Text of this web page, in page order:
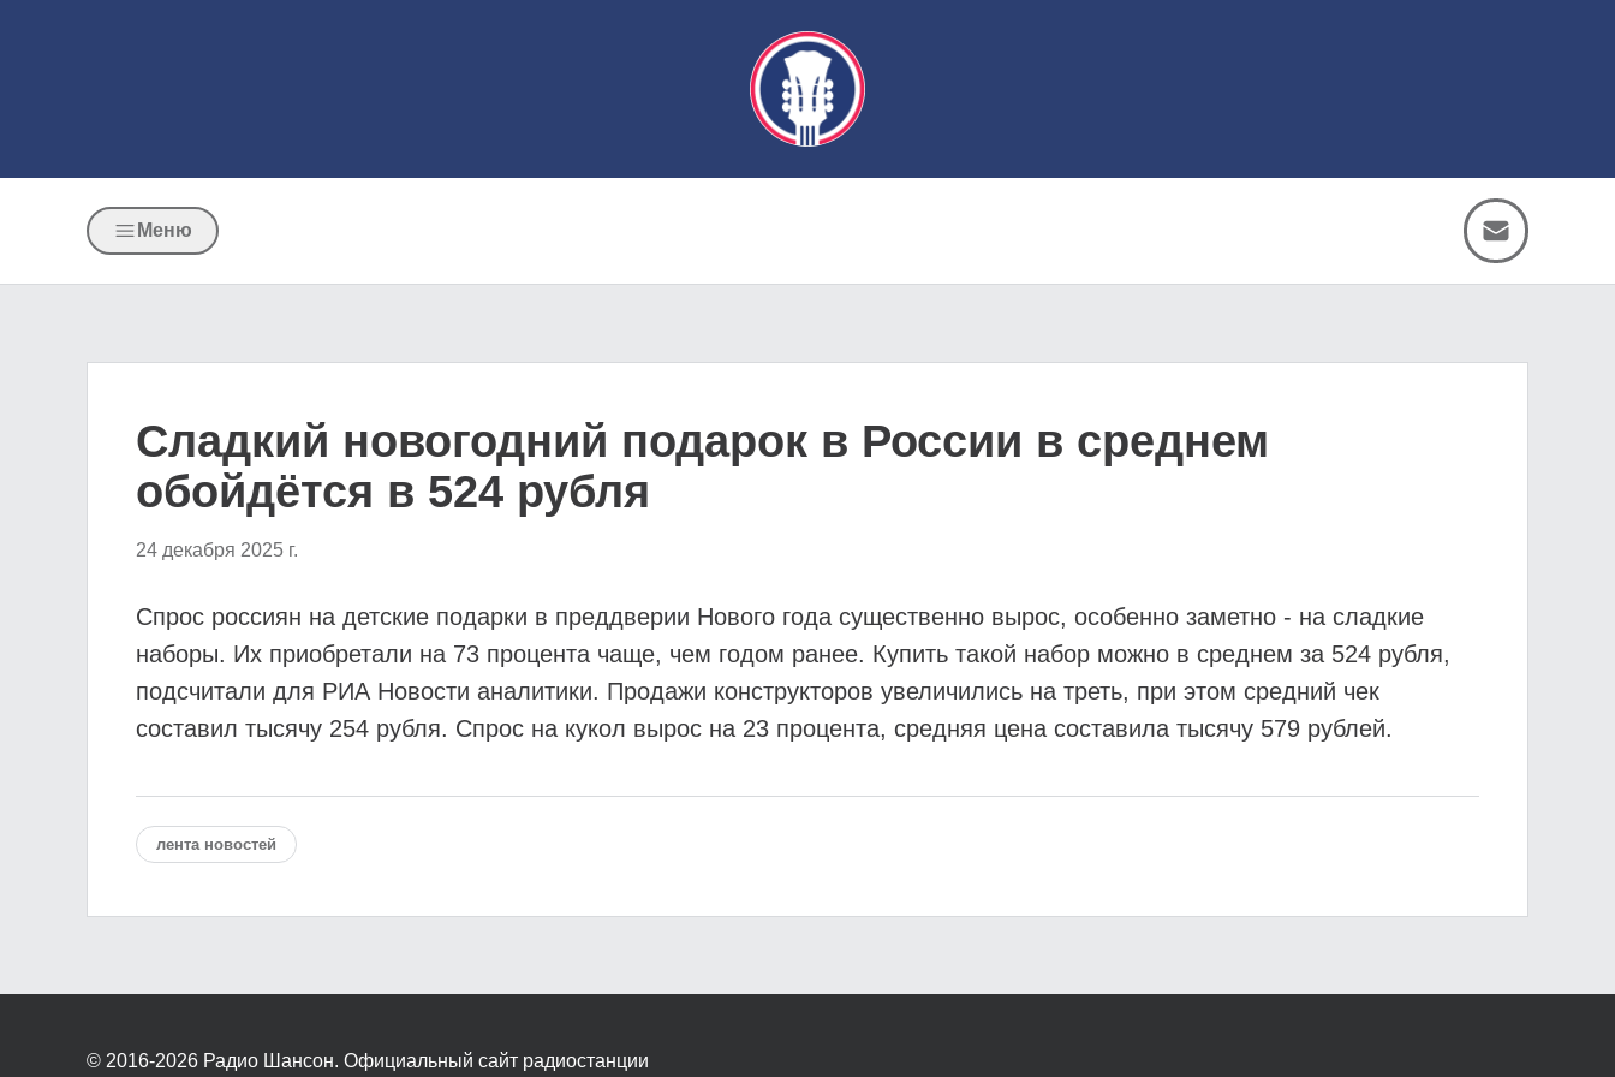
Меню
Сладкий новогодний подарок в России в среднем
обойдётся в 524 рубля
24 декабря 2025 г.
Спрос россиян на детские подарки в преддверии Нового года существенно вырос, особенно заметно - на сладкие
наборы. Их приобретали на 73 процента чаще, чем годом ранее. Купить такой набор можно в среднем за 524 рубля,
подсчитали для РИА Новости аналитики. Продажи конструкторов увеличились на треть, при этом средний чек
составил тысячу 254 рубля. Спрос на кукол вырос на 23 процента, средняя цена составила тысячу 579 рублей.
лента новостей
© 2016-2026 Радио Шансон. Официальный сайт радиостанции